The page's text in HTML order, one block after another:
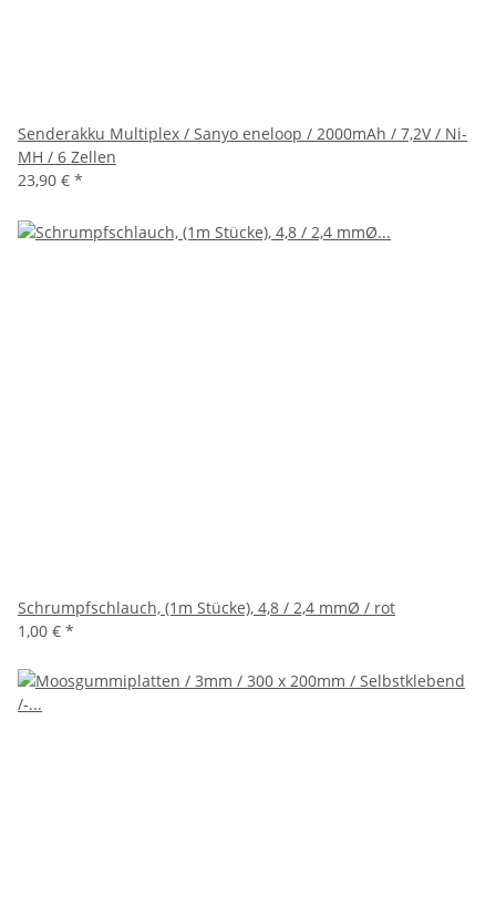
Senderakku Multiplex / Sanyo eneloop / 2000mAh / 7,2V / Ni-
MH / 6 Zellen
23,90 € *
Schrumpfschlauch, (1m Stücke), 4,8 / 2,4 mmØ / rot
1,00 € *